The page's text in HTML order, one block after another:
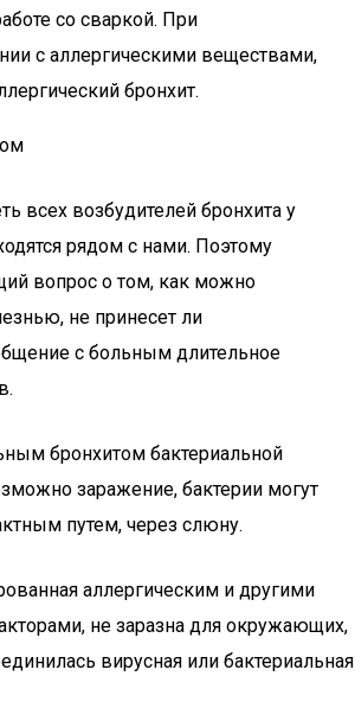
со сваркой. При
с аллергическими веществами,
бронхит.
всех возбудителей бронхита у
рядом с нами. Поэтому
вопрос о том, как можно
не принесет ли
с больным длительное
бронхитом бактериальной
заражение, бактерии могут
путем, через слюну.
аллергическим и другими
не заразна для окружающих,
вирусная или бактериальная